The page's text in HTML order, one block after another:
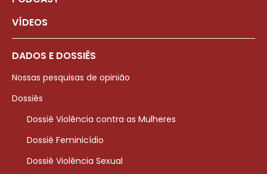
VÍDEOS
DADOS E DOSSIÊS
Nossas pesquisas de opinião
Dossiês
Dossiê Violência contra as Mulheres
Dossiê Feminicídio
Dossiê Violência Sexual